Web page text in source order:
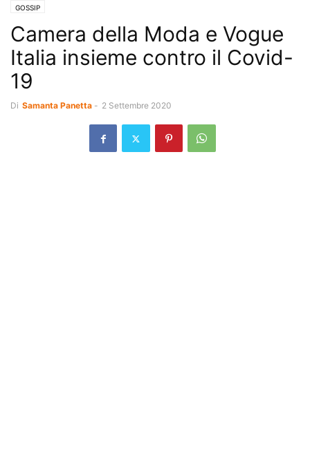
GOSSIP
Camera della Moda e Vogue
Italia insieme contro il Covid-
19
Di Samanta Panetta - 2 Settembre 2020